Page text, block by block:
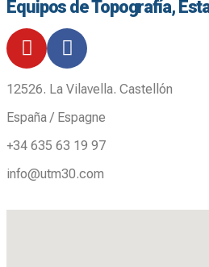
Equipos de Topografía,
12526. La Vilavella. Castellón
España / Espagne
+34 635 63 19 97
info@utm30.com